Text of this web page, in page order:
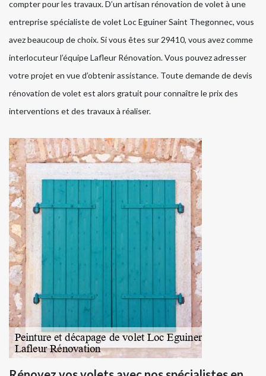
compter pour les travaux. D’un artisan rénovation de volet à une
entreprise spécialiste de volet Loc Eguiner Saint Thegonnec, vous
avez beaucoup de choix. Si vous êtes sur 29410, vous avez comme
interlocuteur l’équipe Lafleur Rénovation. Vous pouvez adresser
votre projet en vue d’obtenir assistance. Toute demande de devis
rénovation de volet est alors gratuit pour connaître le prix des
interventions et des travaux à réaliser.